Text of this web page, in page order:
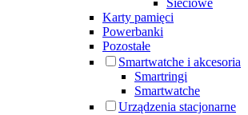
Sieciowe
Karty pamięci
Powerbanki
Pozostałe
Smartwatche i akcesoria
Smartringi
Smartwatche
Urządzenia stacjonarne